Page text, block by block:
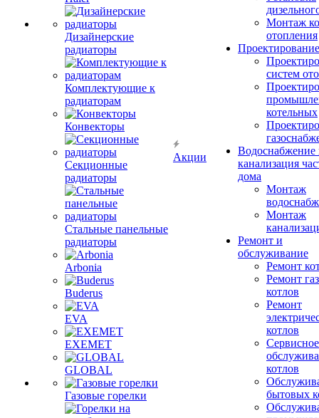
Дизайнерские
радиаторы
Комплектующие к
радиаторам
Конвекторы
Секционные
радиаторы
Стальные панельные
радиаторы
Arbonia
Buderus
EVA
EXEMET
GLOBAL
Газовые горелки
Акции
Монтаж
отопления
Проектирование
систем
котельных
Водоснабжение
канализация
дома
Монтаж
Монтаж
Ремонт и
обслуживание
Ремонт
Ремонт
котлов
Ремонт
котлов
Сервисное
котлов
бытовых